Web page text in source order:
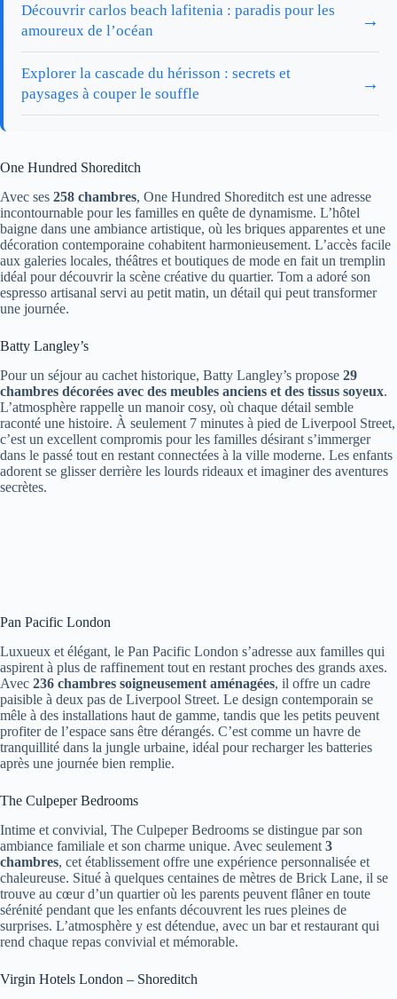
Découvrir carlos beach lafitenia : paradis pour les
amoureux de l’océan
→
Explorer la cascade du hérisson : secrets et
paysages à couper le souffle
→
One Hundred Shoreditch
Avec ses 258 chambres, One Hundred Shoreditch est une adresse
incontournable pour les familles en quête de dynamisme. L’hôtel
baigne dans une ambiance artistique, où les briques apparentes et une
décoration contemporaine cohabitent harmonieusement. L’accès facile
aux galeries locales, théâtres et boutiques de mode en fait un tremplin
idéal pour découvrir la scène créative du quartier. Tom a adoré son
espresso artisanal servi au petit matin, un détail qui peut transformer
une journée.
Batty Langley’s
Pour un séjour au cachet historique, Batty Langley’s propose 29
chambres décorées avec des meubles anciens et des tissus soyeux.
L’atmosphère rappelle un manoir cosy, où chaque détail semble
raconté une histoire. À seulement 7 minutes à pied de Liverpool Street,
c’est un excellent compromis pour les familles désirant s’immerger
dans le passé tout en restant connectées à la ville moderne. Les enfants
adorent se glisser derrière les lourds rideaux et imaginer des aventures
secrètes.
Pan Pacific London
Luxueux et élégant, le Pan Pacific London s’adresse aux familles qui
aspirent à plus de raffinement tout en restant proches des grands axes.
Avec 236 chambres soigneusement aménagées, il offre un cadre
paisible à deux pas de Liverpool Street. Le design contemporain se
mêle à des installations haut de gamme, tandis que les petits peuvent
profiter de l’espace sans être dérangés. C’est comme un havre de
tranquillité dans la jungle urbaine, idéal pour recharger les batteries
après une journée bien remplie.
The Culpeper Bedrooms
Intime et convivial, The Culpeper Bedrooms se distingue par son
ambiance familiale et son charme unique. Avec seulement 3
chambres, cet établissement offre une expérience personnalisée et
chaleureuse. Situé à quelques centaines de mètres de Brick Lane, il se
trouve au cœur d’un quartier où les parents peuvent flâner en toute
sérénité pendant que les enfants découvrent les rues pleines de
surprises. L’atmosphère y est détendue, avec un bar et restaurant qui
rend chaque repas convivial et mémorable.
Virgin Hotels London – Shoreditch